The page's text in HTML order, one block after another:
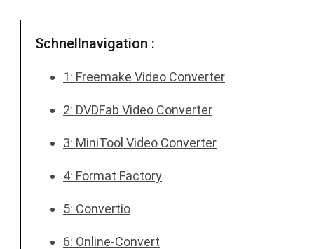
Schnellnavigation :
1: Freemake Video Converter
2: DVDFab Video Converter
3: MiniTool Video Converter
4: Format Factory
5: Convertio
6: Online-Convert